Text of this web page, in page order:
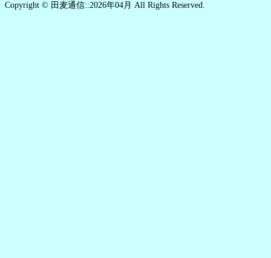
Copyright © 田麦通信::2026年04月 All Rights Reserved.